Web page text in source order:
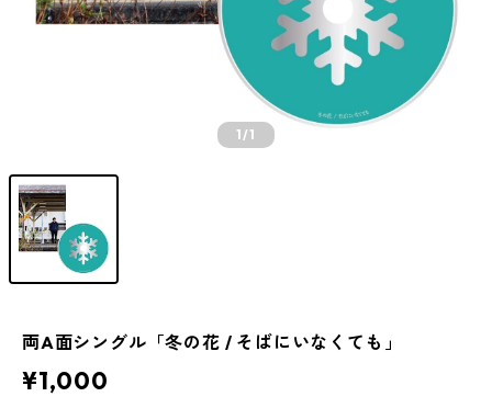
1/1
両A面シングル「冬の花 / そばにいなくても」
¥1,000